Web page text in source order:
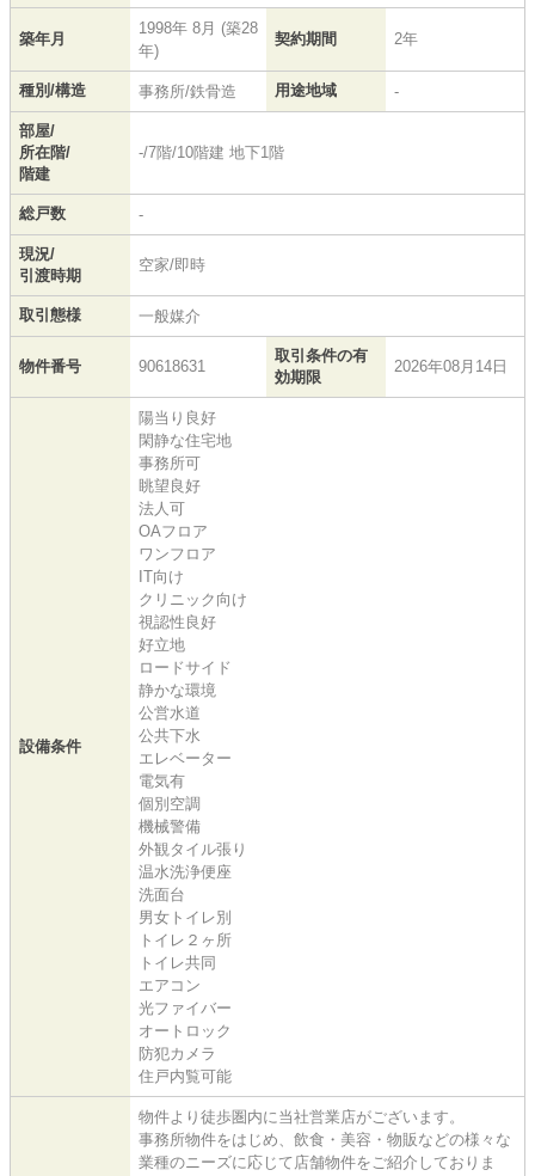
築年月
1998年 8月 (築28
年)
契約期間 2年
種別/構造 事務所/鉄骨造 用途地域 -
部屋/
所在階/
階建
-/7階/10階建 地下1階
総戸数 -
現況/
引渡時期
空家/即時
取引態様 一般媒介
物件番号 90618631
取引条件の有
効期限
2026年08月14日
設備条件
陽当り良好
閑静な住宅地
事務所可
眺望良好
法人可
OAフロア
ワンフロア
IT向け
クリニック向け
視認性良好
好立地
ロードサイド
静かな環境
公営水道
公共下水
エレベーター
電気有
個別空調
機械警備
外観タイル張り
温水洗浄便座
洗面台
男女トイレ別
トイレ２ヶ所
トイレ共同
エアコン
光ファイバー
オートロック
防犯カメラ
住戸内覧可能
物件より徒歩圏内に当社営業店がございます。
事務所物件をはじめ、飲食・美容・物販などの様々な
業種のニーズに応じて店舗物件をご紹介しておりま